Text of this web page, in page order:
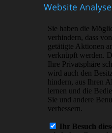
Website Analyse